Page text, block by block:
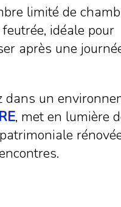
limité de
idéale pour
après une
dans un
, met en lumière